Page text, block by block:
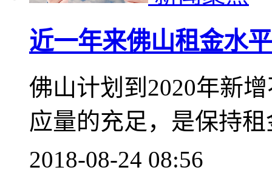
近一年来佛山租金水
佛山计划到2020年新
应量的充足，是保持
2018-08-24 08:56